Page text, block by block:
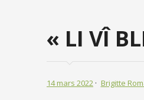
« LI VÎ
14 mars 2022 Brigitte